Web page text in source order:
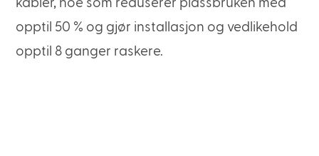
kabler, noe som reduserer plassbruken med
opptil 50 % og gjør installasjon og vedlikehold
opptil 8 ganger raskere.